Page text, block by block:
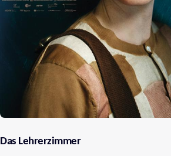
Das Lehrerzimmer